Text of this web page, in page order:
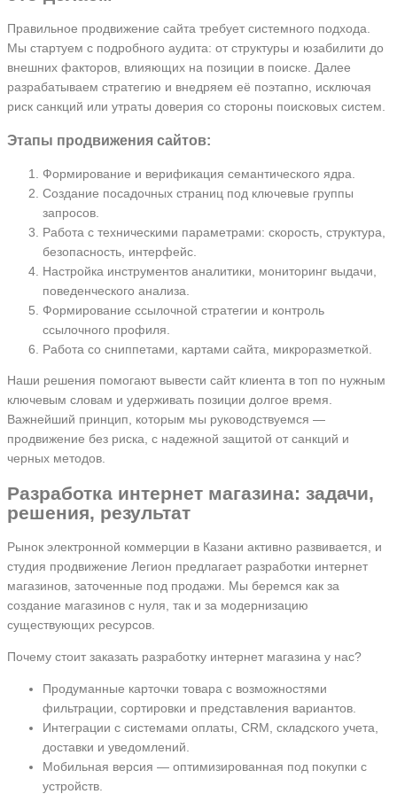
Правильное продвижение сайта требует системного подхода.
Мы стартуем с подробного аудита: от структуры и юзабилити до
внешних факторов, влияющих на позиции в поиске. Далее
разрабатываем стратегию и внедряем её поэтапно, исключая
риск санкций или утраты доверия со стороны поисковых систем.
Этапы продвижения сайтов:
Формирование и верификация семантического ядра.
Создание посадочных страниц под ключевые группы
запросов.
Работа с техническими параметрами: скорость, структура,
безопасность, интерфейс.
Настройка инструментов аналитики, мониторинг выдачи,
поведенческого анализа.
Формирование ссылочной стратегии и контроль
ссылочного профиля.
Работа со сниппетами, картами сайта, микроразметкой.
Наши решения помогают вывести сайт клиента в топ по нужным
ключевым словам и удерживать позиции долгое время.
Важнейший принцип, которым мы руководствуемся —
продвижение без риска, с надежной защитой от санкций и
черных методов.
Разработка интернет магазина: задачи,
решения, результат
Рынок электронной коммерции в Казани активно развивается, и
студия продвижение Легион предлагает разработки интернет
магазинов, заточенные под продажи. Мы беремся как за
создание магазинов с нуля, так и за модернизацию
существующих ресурсов.
Почему стоит заказать разработку интернет магазина у нас?
Продуманные карточки товара с возможностями
фильтрации, сортировки и представления вариантов.
Интеграции с системами оплаты, CRM, складского учета,
доставки и уведомлений.
Мобильная версия — оптимизированная под покупки с
устройств.